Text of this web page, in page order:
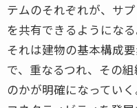
テムのそれぞれが、サ
を共有できるようになる
それは建物の基本構成
で、重なるつれ、その
のかが明確になっていく